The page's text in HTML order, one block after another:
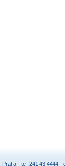
, Praha - tel: 241 43 4444 -